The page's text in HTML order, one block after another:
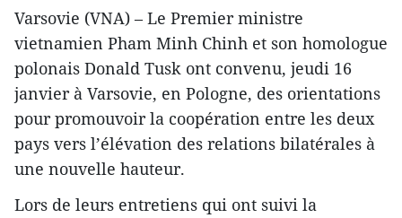
Varsovie (VNA) – Le Premier ministre
vietnamien Pham Minh Chinh et son homologue
polonais Donald Tusk ont convenu, jeudi 16
janvier à Varsovie, en Pologne, des orientations
pour promouvoir la coopération entre les deux
pays vers l’élévation des relations bilatérales à
une nouvelle hauteur.
Lors de leurs entretiens qui ont suivi la